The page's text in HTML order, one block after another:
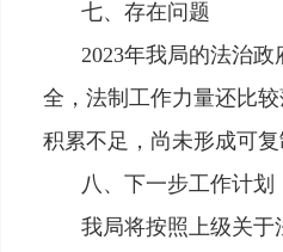
七、存在问题
2023年我局的法治
全，法制工作力量还比
积累不足，尚未形成可复
八、下一步工作计划
我局将按照上级关